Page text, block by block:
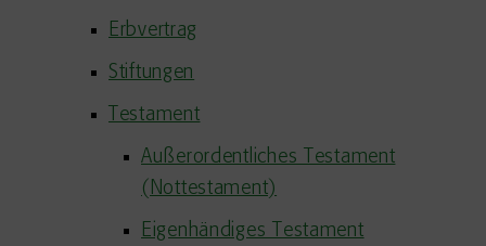
Erbvertrag
Stiftungen
Testament
Außerordentliches Testament
(Nottestament)
Eigenhändiges Testament